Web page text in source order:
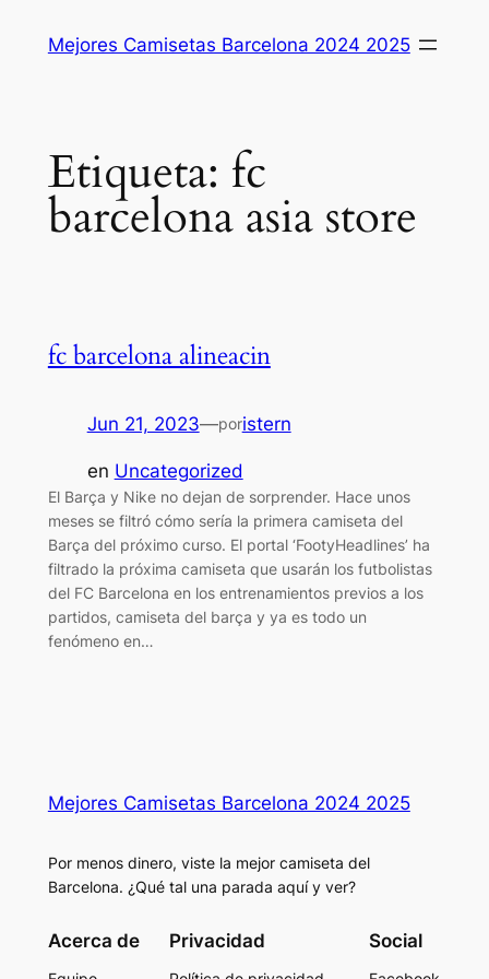
Mejores Camisetas Barcelona 2024 2025
Etiqueta: fc
barcelona asia store
fc barcelona alineacin
Jun 21, 2023—poristern
en Uncategorized
El Barça y Nike no dejan de sorprender. Hace unos
meses se filtró cómo sería la primera camiseta del
Barça del próximo curso. El portal ‘FootyHeadlines’ ha
filtrado la próxima camiseta que usarán los futbolistas
del FC Barcelona en los entrenamientos previos a los
partidos, camiseta del barça y ya es todo un
fenómeno en…
Mejores Camisetas Barcelona 2024 2025
Por menos dinero, viste la mejor camiseta del
Barcelona. ¿Qué tal una parada aquí y ver?
Acerca de Privacidad Social